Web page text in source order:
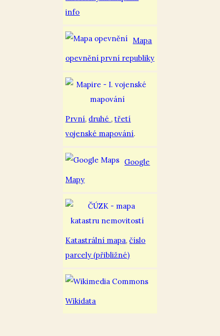
info
Mapa
opevnění první republiky
První, druhé ,třetí
vojenské mapování.
Google
Mapy
Katastrální mapa,číslo
parcely (přibližné)
Wikidata